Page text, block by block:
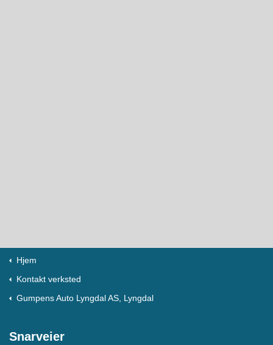
Hjem
Kontakt verksted
Gumpens Auto Lyngdal AS, Lyngdal
Snarveier